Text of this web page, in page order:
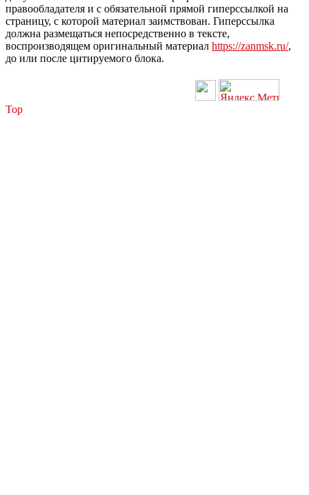
правообладателя и с обязательной прямой гиперссылкой на
страницу, с которой материал заимствован. Гиперссылка
должна размещаться непосредственно в тексте,
воспроизводящем оригинальный материал https://zanmsk.ru/,
до или после цитируемого блока.
Top